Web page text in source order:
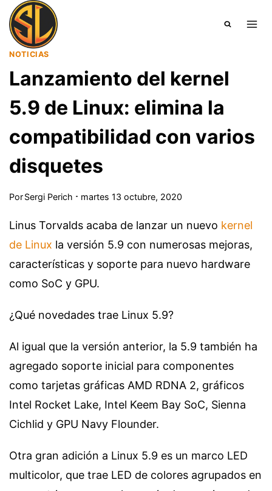
Saltar
contenido
NOTICIAS
Lanzamiento del kernel
5.9 de Linux: elimina la
compatibilidad con varios
disquetes
PorSergi Perich martes 13 octubre, 2020
Linus Torvalds acaba de lanzar un nuevo kernel
de Linux la versión 5.9 con numerosas mejoras,
características y soporte para nuevo hardware
como SoC y GPU.
¿Qué novedades trae Linux 5.9?
Al igual que la versión anterior, la 5.9 también ha
agregado soporte inicial para componentes
como tarjetas gráficas AMD RDNA 2, gráficos
Intel Rocket Lake, Intel Keem Bay SoC, Sienna
Cichlid y GPU Navy Flounder.
Otra gran adición a Linux 5.9 es un marco LED
multicolor, que trae LED de colores agrupados en